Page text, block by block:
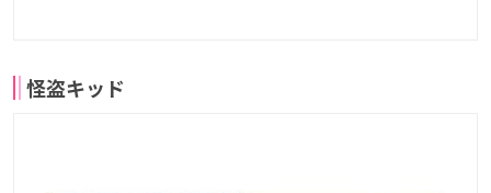
怪盗キッド